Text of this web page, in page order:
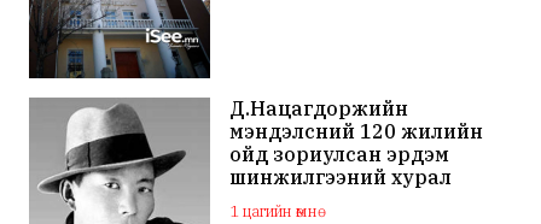
Д.Нацагдоржийн
мэндэлсний 120 жилийн
ойд зориулсан эрдэм
шинжилгээний хурал
өнөөдөр болно
1 цагийн өмнө